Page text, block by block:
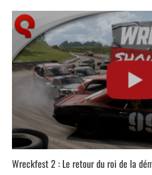
Wreckfest 2 : Le retour du roi de la